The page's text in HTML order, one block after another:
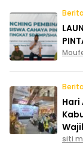
Hari
siti